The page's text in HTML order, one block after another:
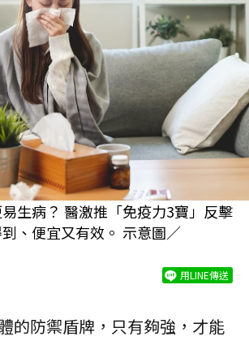
生病？ 醫激推「免疫力3寶」反擊
、便宜又有效。 示意圖／
用LINE傳送
的防禦盾牌，只有夠強，才能